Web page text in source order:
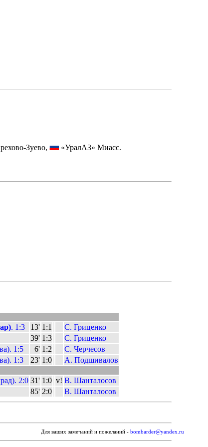
Зуево, «УралАЗ» Миасс.
. 1:3 13' 1:1
С. Гриценко
39' 1:3
С. Гриценко
1:5 6' 1:2
С. Черчесов
1:3 23' 1:0 А. Подшивалов
2:0 31' 1:0 v! В. Шанталосов
85' 2:0 В. Шанталосов
Для ваших замечаний и пожеланий - bombarder@yandex.ru